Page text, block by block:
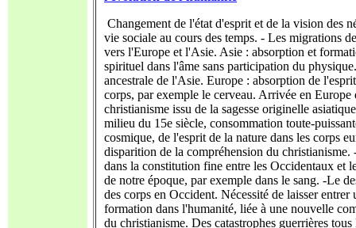
Changement de l'état d'esprit et de la vision des
vie sociale au cours des temps. - Les migrations
vers l'Europe et l'Asie. Asie : absorption et
spirituel dans l'âme sans participation du
ancestrale de l'Asie. Europe : absorption de
corps, par exemple le cerveau. Arrivée en Europe
christianisme issu de la sagesse originelle
milieu du 15e siècle, consommation toute-
cosmique, de l'esprit de la nature dans les corps
disparition de la compréhension du christianisme.
dans la constitution fine entre les Occidentaux et
de notre époque, par exemple dans le sang. -Le
des corps en Occident. Nécessité de laisser entrer
formation dans l'humanité, liée à une nouvelle
du christianisme. Des catastrophes guerrières tous